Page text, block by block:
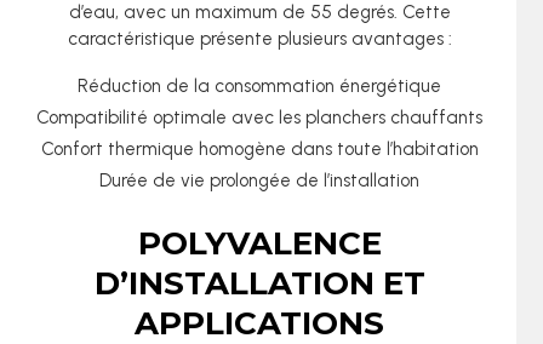
d’eau, avec un maximum de 55 degrés. Cette
caractéristique présente plusieurs avantages :
Réduction de la consommation énergétique
Compatibilité optimale avec les planchers chauffants
Confort thermique homogène dans toute l’habitation
Durée de vie prolongée de l’installation
POLYVALENCE
D’INSTALLATION ET
APPLICATIONS